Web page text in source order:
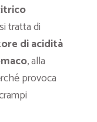
tratta di
di acidità
, alla
provoca